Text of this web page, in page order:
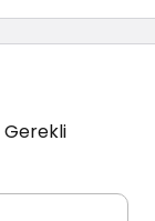
Gerekli